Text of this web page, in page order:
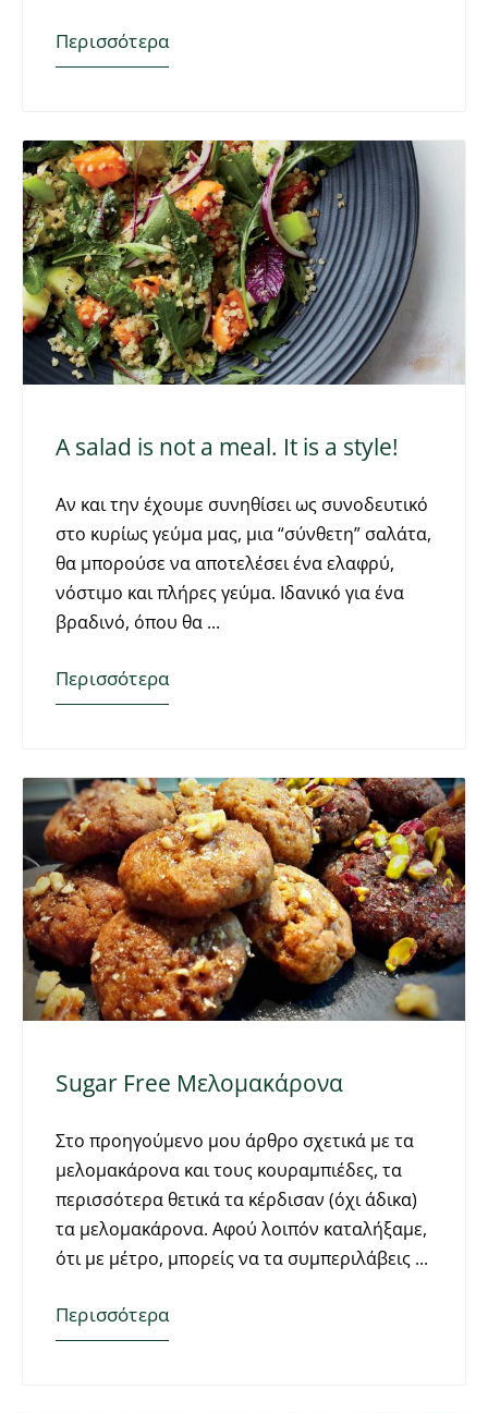
Περισσότερα
A salad is not a meal. It is a style!
Αν και την έχουμε συνηθίσει ως συνοδευτικό
στο κυρίως γεύμα μας, μια “σύνθετη” σαλάτα,
θα μπορούσε να αποτελέσει ένα ελαφρύ,
νόστιμο και πλήρες γεύμα. Ιδανικό για ένα
βραδινό, όπου θα
Περισσότερα
Sugar Free Μελομακάρονα
Στο προηγούμενο μου άρθρο σχετικά με τα
μελομακάρονα και τους κουραμπιέδες, τα
περισσότερα θετικά τα κέρδισαν (όχι άδικα)
τα μελομακάρονα. Αφού λοιπόν καταλήξαμε,
ότι με μέτρο, μπορείς να τα συμπεριλάβεις
Περισσότερα